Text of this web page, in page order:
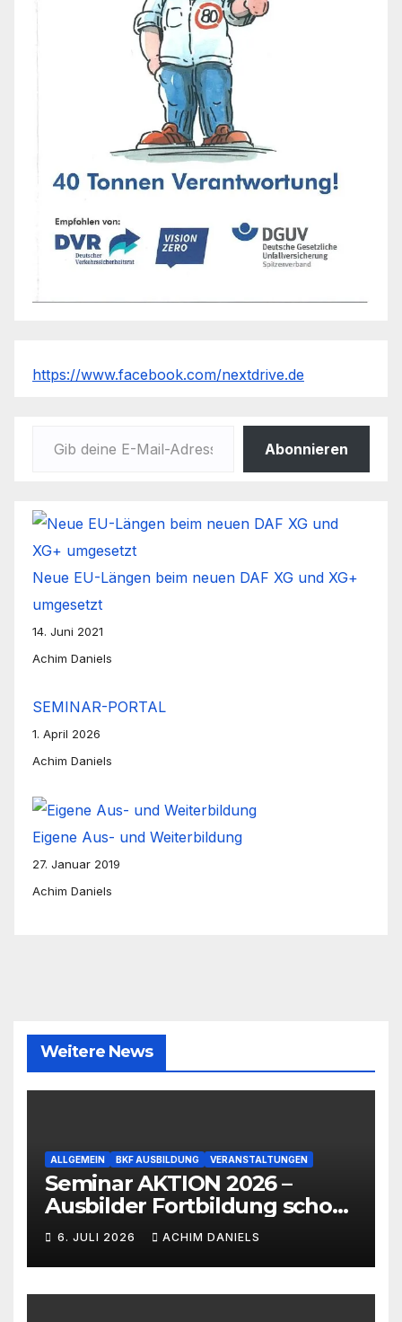
https://www.facebook.com/nextdrive.de
Abonnieren
Neue EU-Längen beim neuen DAF XG und XG+
umgesetzt
14. Juni 2021
Achim Daniels
SEMINAR-PORTAL
1. April 2026
Achim Daniels
Eigene Aus- und Weiterbildung
27. Januar 2019
Achim Daniels
Weitere News
ALLGEMEIN BKF AUSBILDUNG VERANSTALTUNGEN
Seminar AKTION 2026 –
Ausbilder Fortbildung schon
ab 399€!!!
6. JULI 2026 ACHIM DANIELS